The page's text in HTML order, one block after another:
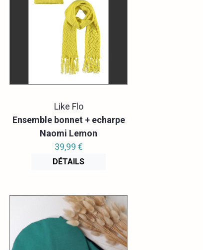
Like Flo
Ensemble bonnet + echarpe
Naomi Lemon
39,99 €
DÉTAILS